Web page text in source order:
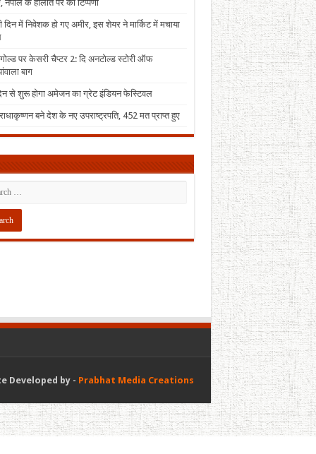
नेपाल के हालात पर की टिप्पणी
दिन में निवेशक हो गए अमीर, इस शेयर ने मार्किट में मचाया
गोल्ड पर केसरी चैप्टर 2: दि अनटोल्ड स्टोरी ऑफ
बाग
से शुरू होगा अमेजन का ग्रेट इंडियन फेस्टिवल
बने देश के नए उपराष्ट्रपति, 452 मत प्राप्त हुए
Developed by - Prabhat Media Creations